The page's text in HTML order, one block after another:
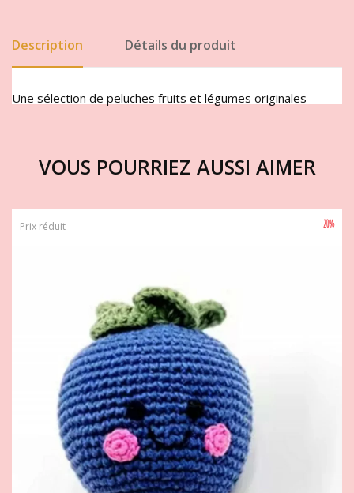
Description Détails du produit
Une sélection de peluches fruits et légumes originales
VOUS POURRIEZ AUSSI AIMER
-20%
Prix réduit